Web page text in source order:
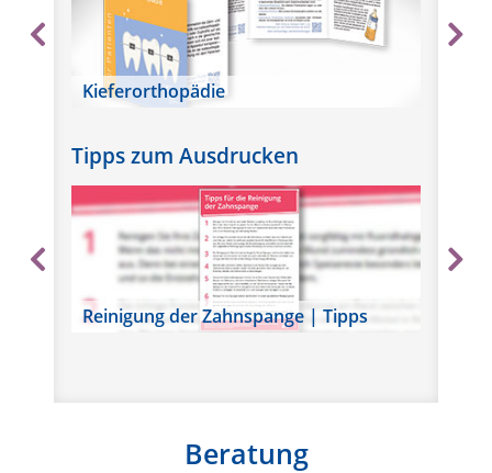
Kieferorthopädie
Tipps zum Ausdrucken
Reinigung der Zahnspange | Tipps
Beratung